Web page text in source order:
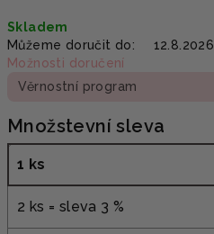
cena:
Skladem
Můžeme doručit do:
12.8.2026
Možnosti doručení
Věrnostní program
Množstevní sleva
1 ks
2 ks = sleva 3 %